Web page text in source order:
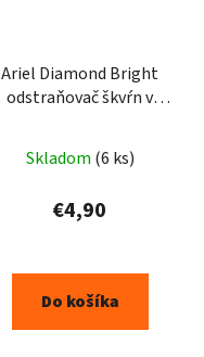
Ariel Diamond Bright
odstraňovač škvŕn v
Skladom (6 ks)
€4,90
Do košíka